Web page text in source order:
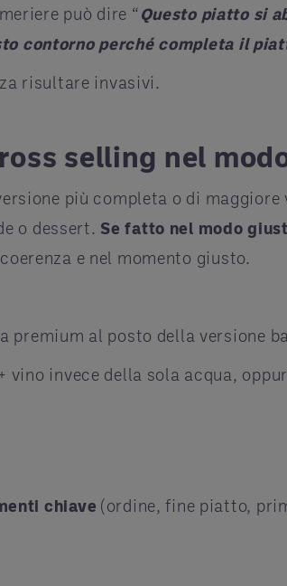
può dire “Questo piatto si
contorno perché completa il
risultare invasivi.
selling nel
più completa o di
o dessert. Se fatto nel modo
e nel momento giusto.
premium al posto della versione
vino invece della sola acqua,
chiave (ordine, fine piatto,